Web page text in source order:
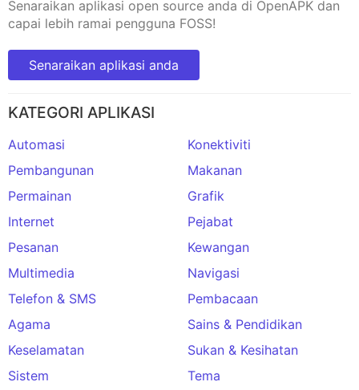
Senaraikan aplikasi open source anda di OpenAPK dan
capai lebih ramai pengguna FOSS!
Senaraikan aplikasi anda
KATEGORI APLIKASI
Automasi
Konektiviti
Pembangunan
Makanan
Permainan
Grafik
Internet
Pejabat
Pesanan
Kewangan
Multimedia
Navigasi
Telefon & SMS
Pembacaan
Agama
Sains & Pendidikan
Keselamatan
Sukan & Kesihatan
Sistem
Tema